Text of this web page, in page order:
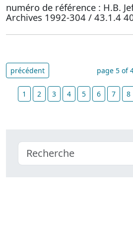
numéro de référence : H.B.
Archives 1992-304 / 43.1.4
précédent page 5 of
1 2 3 4 5 6 7 8